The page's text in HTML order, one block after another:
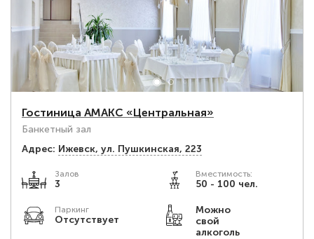
Гостиница АМАКС «Центральная»
Банкетный зал
Адрес: Ижевск, ул. Пушкинская, 223
Залов
3
Вместимость:
50 - 100 чел.
Паркинг
Отсутствует
Можно
свой
алкоголь